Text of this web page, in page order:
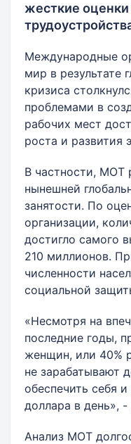
жесткие оценки
Международные
мир в результате
кризиса
проблемами в
рабочих мест
роста и развития
В частности, МОТ
нынешней
занятости. По
организации,
достигло самого
210 миллионов.
численности
социальной
«Несмотря на
последние годы,
женщин, или 40%
не зарабатывают
обеспечить себя
доллара в день», -
Анализ МОТ